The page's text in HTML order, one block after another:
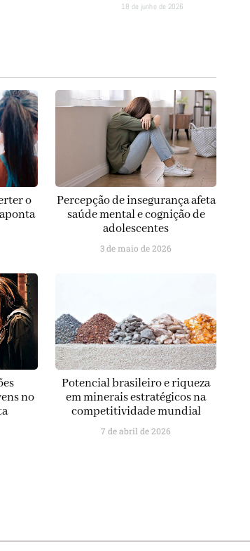
18 de junho de 2026
o
Percepção de insegurança afeta
saúde mental e cognição de
adolescentes
3 de maio de 2026
no
Potencial brasileiro e riqueza
em minerais estratégicos na
competitividade mundial
7 de abril de 2026